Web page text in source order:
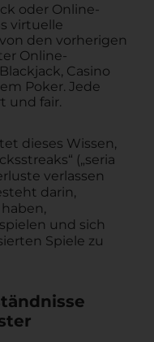
oder Online-
virtuelle
den vorherigen
Online-
Casino
Poker. Jede
und fair.
dieses Wissen,
(„seria
verlassen
darin,
und sich
Spiele zu